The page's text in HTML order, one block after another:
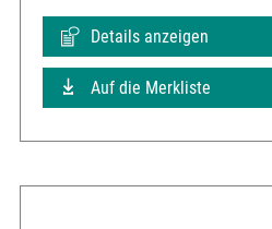
Details anzeigen
Auf die Merkliste